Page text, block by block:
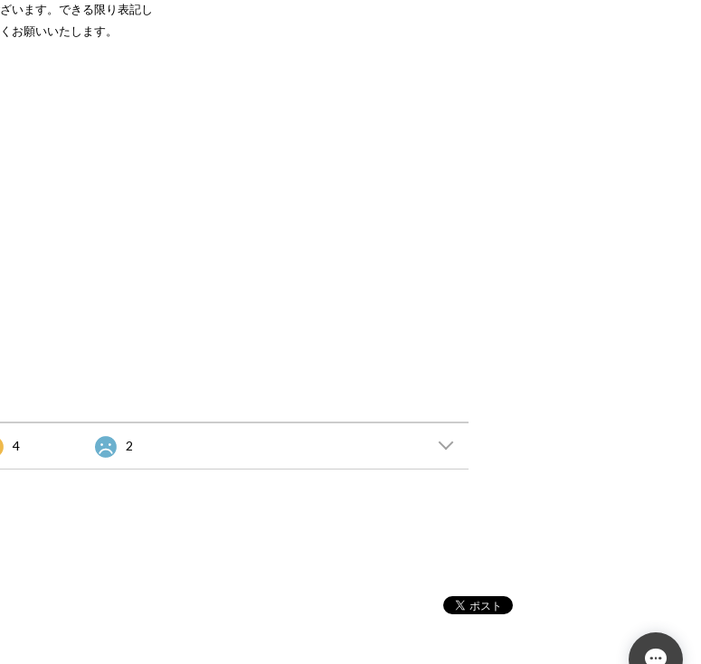
います。できる限り表記し
お願いいたします。
4 2